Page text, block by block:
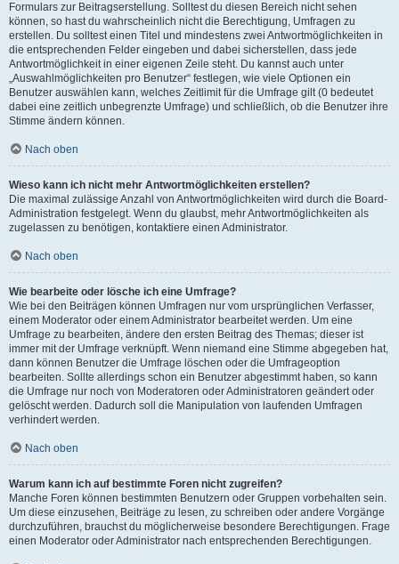
Formulars zur Beitragserstellung. Solltest du diesen Bereich nicht sehen
können, so hast du wahrscheinlich nicht die Berechtigung, Umfragen zu
erstellen. Du solltest einen Titel und mindestens zwei Antwortmöglichkeiten in
die entsprechenden Felder eingeben und dabei sicherstellen, dass jede
Antwortmöglichkeit in einer eigenen Zeile steht. Du kannst auch unter
„Auswahlmöglichkeiten pro Benutzer“ festlegen, wie viele Optionen ein
Benutzer auswählen kann, welches Zeitlimit für die Umfrage gilt (0 bedeutet
dabei eine zeitlich unbegrenzte Umfrage) und schließlich, ob die Benutzer ihre
Stimme ändern können.
Nach oben
Wieso kann ich nicht mehr Antwortmöglichkeiten erstellen?
Die maximal zulässige Anzahl von Antwortmöglichkeiten wird durch die Board-
Administration festgelegt. Wenn du glaubst, mehr Antwortmöglichkeiten als
zugelassen zu benötigen, kontaktiere einen Administrator.
Nach oben
Wie bearbeite oder lösche ich eine Umfrage?
Wie bei den Beiträgen können Umfragen nur vom ursprünglichen Verfasser,
einem Moderator oder einem Administrator bearbeitet werden. Um eine
Umfrage zu bearbeiten, ändere den ersten Beitrag des Themas; dieser ist
immer mit der Umfrage verknüpft. Wenn niemand eine Stimme abgegeben hat,
dann können Benutzer die Umfrage löschen oder die Umfrageoption
bearbeiten. Sollte allerdings schon ein Benutzer abgestimmt haben, so kann
die Umfrage nur noch von Moderatoren oder Administratoren geändert oder
gelöscht werden. Dadurch soll die Manipulation von laufenden Umfragen
verhindert werden.
Nach oben
Warum kann ich auf bestimmte Foren nicht zugreifen?
Manche Foren können bestimmten Benutzern oder Gruppen vorbehalten sein.
Um diese einzusehen, Beiträge zu lesen, zu schreiben oder andere Vorgänge
durchzuführen, brauchst du möglicherweise besondere Berechtigungen. Frage
einen Moderator oder Administrator nach entsprechenden Berechtigungen.